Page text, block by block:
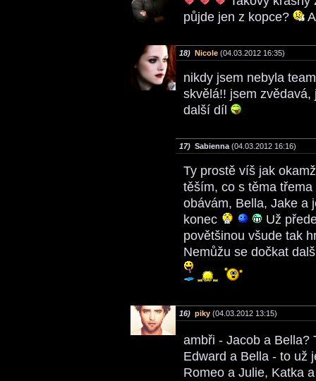
půjde jen z kopce?
18) Nicole (04.03.2012 16:35)
nikdy jsem nebyla
skvělá!! jsem
další díl
17) Sabienna (04.03.2012 16:16)
Ty prostě víš jak
těším, co s těma
obávám, Bella, Jake a
konec
Už
povětšinou všude tak
Nemůžu se dočkat
16) piky (04.03.2012 13:15)
ambři - Jacob a Bella?
Edward a Bella - to už
Romeo a Julie, Katka